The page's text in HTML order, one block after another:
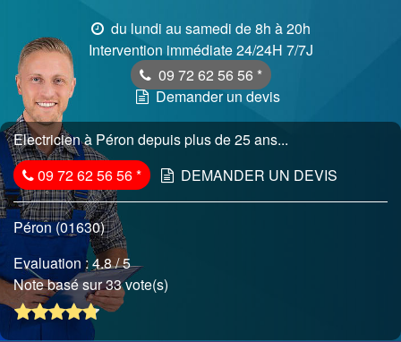
du lundi au samedi de 8h à 20h
Intervention immédiate 24/24H 7/7J
09 72 62 56 56 *
Demander un devis
Electricien à Péron depuis plus de 25 ans...
09 72 62 56 56* DEMANDER UN DEVIS
Péron (01630)
Evaluation :4.8/ 5
Note basé sur 33 vote(s)